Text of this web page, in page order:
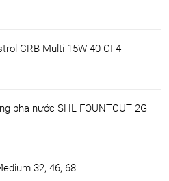
CRB Multi 15W-40 CI-4
pha nước SHL FOUNTCUT 2G
32, 46, 68